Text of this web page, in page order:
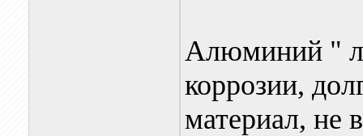
Алюминий "
коррозии,
материал, не